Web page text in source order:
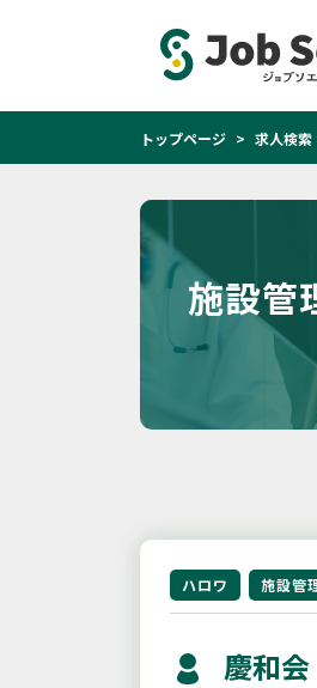
トップページ 求人検索
施設管
ハロワ 施設管
慶和